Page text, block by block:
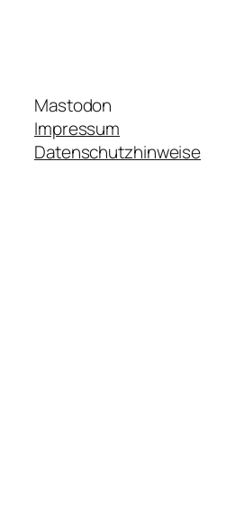
Mastodon
Impressum
Datenschutzhinweise